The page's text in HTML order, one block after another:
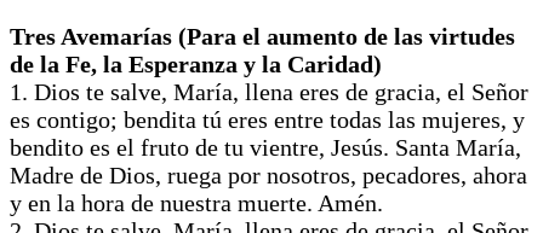
Tres Avemarías (Para el aumento de las virtudes
de la Fe, la Esperanza y la Caridad)
1. Dios te salve, María, llena eres de gracia, el Señor
es contigo; bendita tú eres entre todas las mujeres, y
bendito es el fruto de tu vientre, Jesús. Santa María,
Madre de Dios, ruega por nosotros, pecadores, ahora
y en la hora de nuestra muerte. Amén.